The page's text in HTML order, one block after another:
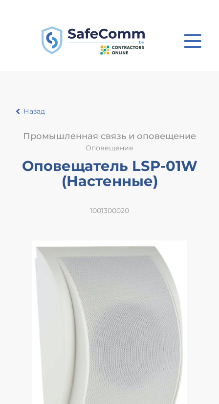
Назад
Промышленная связь и оповещение
Оповещение
Оповещатель LSP-01W
(Настенные)
1001300020